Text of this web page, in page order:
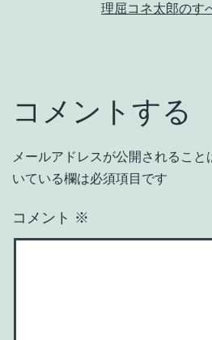
理屈コネ太郎のす
コメントする
メールアドレスが公開されること
いている欄は必須項目です
コメント ※